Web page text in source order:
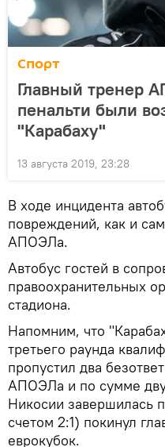
Спорт
Главный тренер
пенальти были
"Карабаху"
13 августа 2019, 23:28
В ходе инцидента
повреждений, как и
АПОЭЛа.
Автобус гостей в
правоохранительных
стадиона.
Напомним, что
третьего раунда
пропустил два
АПОЭЛа и по сумме
Никосии завершилась
счетом 2:1) покинул
еврокубок.